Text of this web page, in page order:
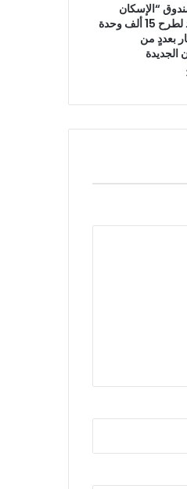
“الإسكان
الاجتماعي” يستعد لطرح 15 ألف وحدة
بعددٍ من
الجديدة